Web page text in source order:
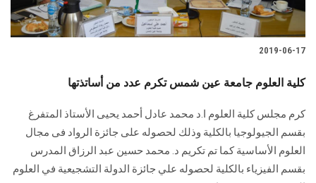
2019-06-17
كلية العلوم جامعة عين شمس تكرم عدد من أساتذتها
كرم مجلس كلية العلوم ا.د محمد عادل أحمد يحيى الأستاذ المتفرغ
بقسم الجيولوجيا بالكلية وذلك لحصوله على جائزة الرواد فى مجال
العلوم الأساسية كما تم تكريم د. محمد حسين عبد الرزاق المدرس
بقسم الفيزياء بالكلية لحصوله علي جائزة الدولة التشجيعية في العلوم